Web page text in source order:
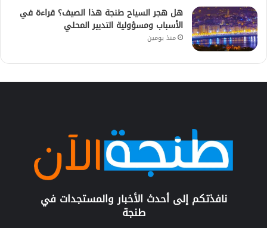
هل هجر السياح طنجة هذا الصيف؟ قراءة في
الأسباب ومسؤولية التدبير المحلي
منذ يومين
نافذتكم إلى أحدث الأخبار والمستجدات في
طنجة